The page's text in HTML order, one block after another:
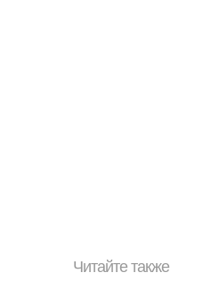
Читайте также